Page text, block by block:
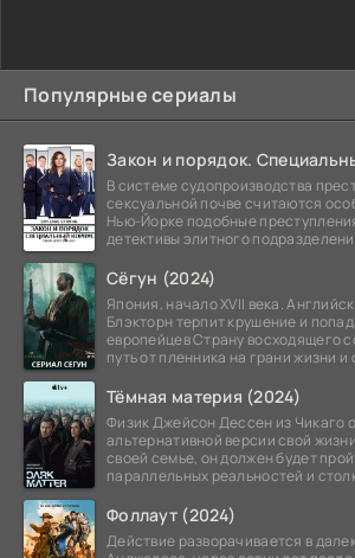
Популярные сериалы
В системе судопроизводства
сексуальной почве считаются
Нью-Йорке подобные
детективы элитного
Сёгун (2024)
Япония, начало XVII века.
Блэкторн терпит крушение и
европейцев Страну восходящего
путь от пленника на грани жизни и
Тёмная материя (2024)
Физик Джейсон Дессен из Чикаго
альтернативной версии свой
своей семье, он должен будет
параллельных реальностей и
Фоллаут (2024)
Действие разворачивается в